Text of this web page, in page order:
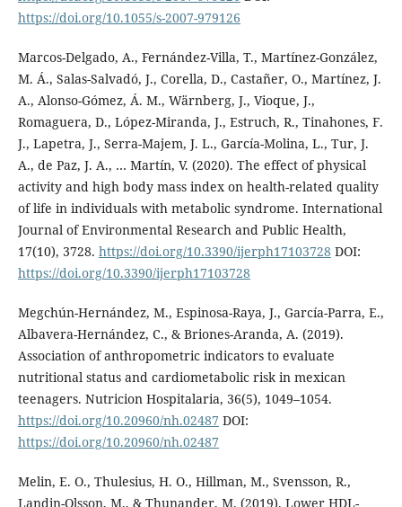
https://doi.org/10.1055/s-2007-979126
Marcos-Delgado, A., Fernández-Villa, T., Martínez-González,
M. Á., Salas-Salvadó, J., Corella, D., Castañer, O., Martínez, J.
A., Alonso-Gómez, Á. M., Wärnberg, J., Vioque, J.,
Romaguera, D., López-Miranda, J., Estruch, R., Tinahones, F.
J., Lapetra, J., Serra-Majem, J. L., García-Molina, L., Tur, J.
A., de Paz, J. A., … Martín, V. (2020). The effect of physical
activity and high body mass index on health-related quality
of life in individuals with metabolic syndrome. International
Journal of Environmental Research and Public Health,
17(10), 3728. https://doi.org/10.3390/ijerph17103728 DOI:
https://doi.org/10.3390/ijerph17103728
Megchún-Hernández, M., Espinosa-Raya, J., García-Parra, E.,
Albavera-Hernández, C., & Briones-Aranda, A. (2019).
Association of anthropometric indicators to evaluate
nutritional status and cardiometabolic risk in mexican
teenagers. Nutricion Hospitalaria, 36(5), 1049–1054.
https://doi.org/10.20960/nh.02487 DOI:
https://doi.org/10.20960/nh.02487
Melin, E. O., Thulesius, H. O., Hillman, M., Svensson, R.,
Landin-Olsson, M., & Thunander, M. (2019). Lower HDL-